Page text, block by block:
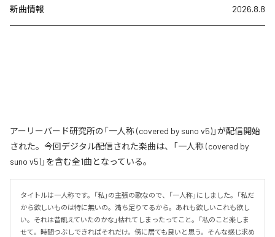
新曲情報 2026.8.8
アーリーバード研究所の「一人称 (covered by suno v5)」が配信開始
された。今回デジタル配信された楽曲は、「一人称 (covered by
suno v5)」を含む全1曲となっている。
タイトルは一人称です。「私」の主張の歌なので、「一人称」にしました。「私だ
から欲しいものは特に無いの。満ち足りてるから。あれも欲しいこれも欲し
い。それは昔飢えていたのかな」枯れてしまったってこと。「私のこと楽しま
せて。時間つぶしできればそれだけ。傍に居ても良いと思う。そんな感じ求め